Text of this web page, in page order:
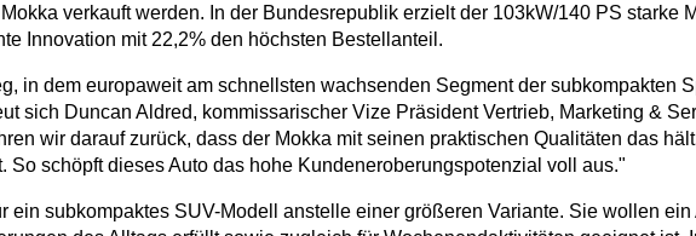
verkauft werden. In der Bundesrepublik erzielt der 103kW/140 PS starke
Innovation mit 22,2% den höchsten Bestellanteil.
in dem europaweit am schnellsten wachsenden Segment der subkompakten
sich Duncan Aldred, kommissarischer Vize Präsident Vertrieb, Marketing &
wir darauf zurück, dass der Mokka mit seinen praktischen Qualitäten das
So schöpft dieses Auto das hohe Kundeneroberungspotenzial voll aus."
ein subkompaktes SUV-Modell anstelle einer größeren Variante. Sie wollen